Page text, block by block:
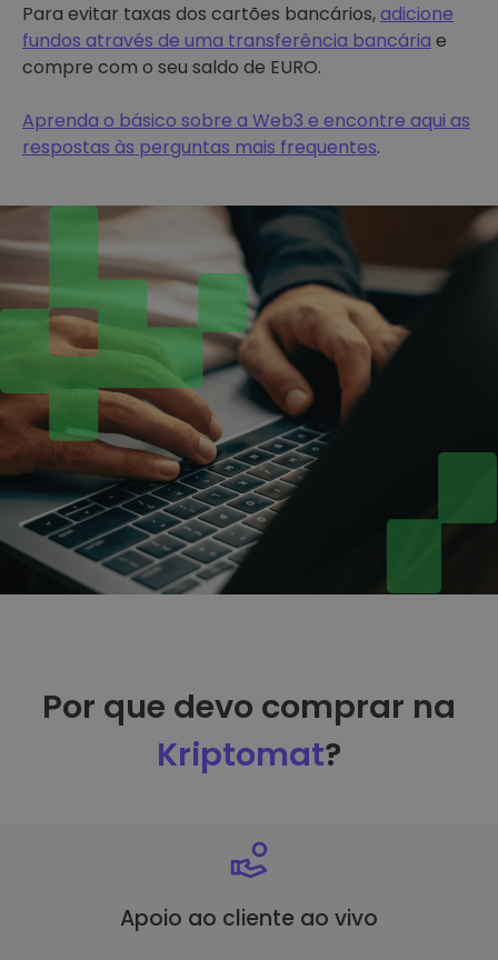
Para evitar taxas dos cartões bancários,adicione
fundos através de uma transferência bancária e
compre com o seu saldo de EURO.
Aprenda o básico sobre a Web3 e encontre aqui as
respostas às perguntas mais frequentes.
Por que devo comprar na
Kriptomat?
Apoio ao cliente ao vivo